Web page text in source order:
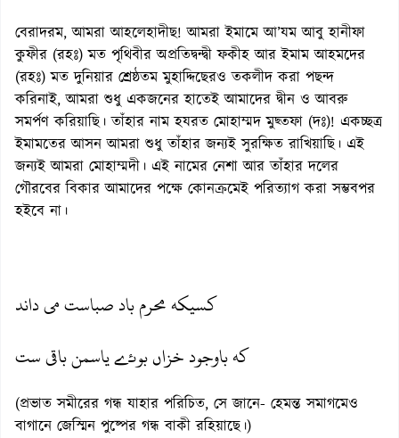
বেরাদরম, আমরা আহলেহাদীছ! আমরা ইমামে আ’যম আবু হানীফা
কুফীর (রহঃ) মত পৃথিবীর অপ্রতিদ্বন্দ্বী ফকীহ আর ইমাম আহমদের
(রহঃ) মত দুনিয়ার শ্রেষ্ঠতম মুহাদ্দিছেরও তকলীদ করা পছন্দ
করিনাই, আমরা শুধু একজনের হাতেই আমাদের দ্বীন ও আবরু
সমর্পণ করিয়াছি। তাঁহার নাম হযরত মোহাম্মদ মুছ্তফা (দঃ)! একচ্ছত্র
ইমামতের আসন আমরা শুধু তাঁহার জন্যই সুরক্ষিত রাখিয়াছি। এই
জন্যই আমরা মোহাম্মদী। এই নামের নেশা আর তাঁহার দলের
গৌরবের বিকার আমাদের পক্ষে কোনক্রমেই পরিত্যাগ করা সম্ভবপর
হইবে না।
كسيكه محرم باد صباست مى داند
كه باوجود خزاں بوئے ياسمن باقى ست
(প্রভাত সমীরের গন্ধ যাহার পরিচিত, সে জানে- হেমন্ত সমাগমেও
বাগানে জেস্মিন পুষ্পের গন্ধ বাকী রহিয়াছে।)